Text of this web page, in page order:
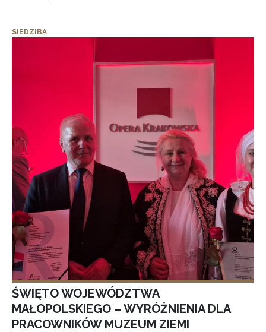
SIEDZIBA
ŚWIĘTO WOJEWÓDZTWA
MAŁOPOLSKIEGO – WYRÓŻNIENIA DLA
PRACOWNIKÓW MUZEUM ZIEMI